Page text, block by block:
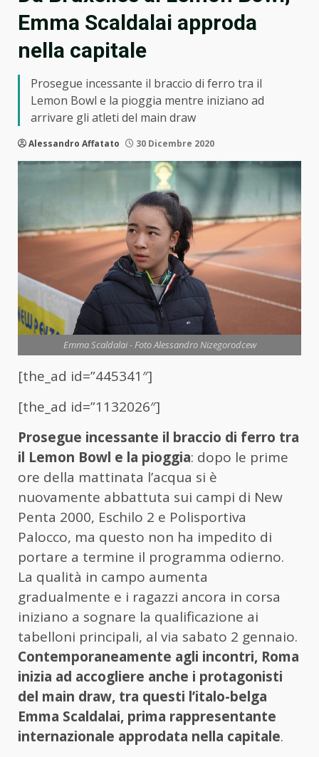
Emma Scaldalai approda
nella capitale
Prosegue incessante il braccio di ferro tra il
Lemon Bowl e la pioggia mentre iniziano ad
arrivare gli atleti del main draw
Alessandro Affatato 30 Dicembre 2020
Emma Scaldalai - Foto Alessandro Nizegorodcew
[the_ad id=”445341″]
[the_ad id=”1132026″]
Prosegue incessante il braccio di ferro tra
il Lemon Bowl e la pioggia: dopo le prime
ore della mattinata l’acqua si è
nuovamente abbattuta sui campi di New
Penta 2000, Eschilo 2 e Polisportiva
Palocco, ma questo non ha impedito di
portare a termine il programma odierno.
La qualità in campo aumenta
gradualmente e i ragazzi ancora in corsa
iniziano a sognare la qualificazione ai
tabelloni principali, al via sabato 2 gennaio.
Contemporaneamente agli incontri, Roma
inizia ad accogliere anche i protagonisti
del main draw, tra questi l’italo-belga
Emma Scaldalai, prima rappresentante
internazionale approdata nella capitale.